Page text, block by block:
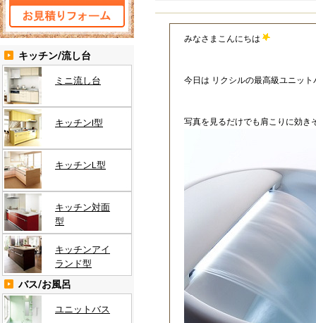
みなさまこんにちは
今日は リクシルの最高級ユニット
写真を見るだけでも肩こりに効き
キッチン/流し台
ミニ流し台
キッチンI型
キッチンL型
キッチン対面
型
キッチンアイ
ランド型
バス/お風呂
ユニットバス